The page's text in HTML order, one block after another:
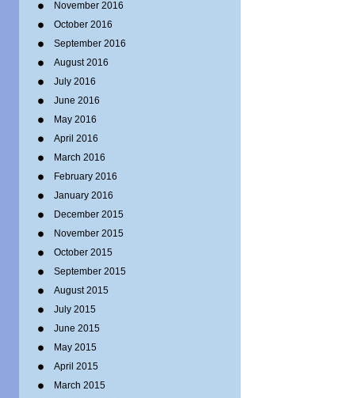
November 2016
October 2016
September 2016
August 2016
July 2016
June 2016
May 2016
April 2016
March 2016
February 2016
January 2016
December 2015
November 2015
October 2015
September 2015
August 2015
July 2015
June 2015
May 2015
April 2015
March 2015